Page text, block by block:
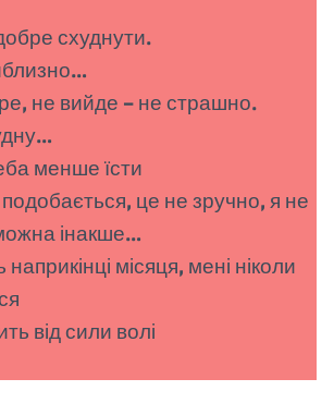
схуднути.
не вийде – не страшно.
менше їсти
це не зручно, я не
інакше…
місяця, мені ніколи
від сили волі